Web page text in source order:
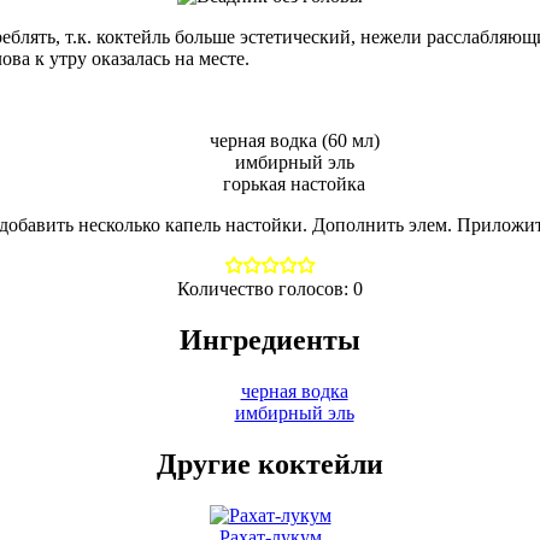
т.к. коктейль больше эстетический, нежели
к утру оказалась на месте.
черная водка (60 мл)
имбирный эль
горькая настойка
несколько капель настойки. Дополнить элем.
Количество голосов: 0
Ингредиенты
черная водка
имбирный эль
Другие коктейли